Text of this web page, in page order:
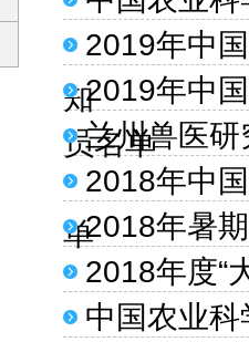
2019年中
知2019年中
员名单
兰州兽医
2018年中
单2018年暑
2018年度“
中国农业